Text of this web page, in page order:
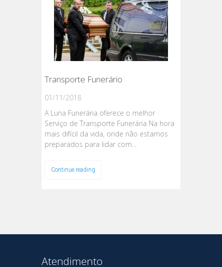
Transporte Funerário
01/11/2018
A Luna Funerária oferece o melhor
Serviço de Transporte Funerária Na hora
mais difícil da vida, onde não estamos
preparados para lidar com…
Continue reading
Atendimento